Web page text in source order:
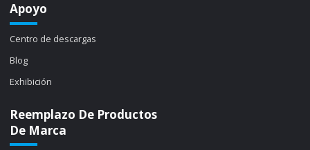
Apoyo
Centro de descargas
Blog
Exhibición
Reemplazo De Productos
De Marca